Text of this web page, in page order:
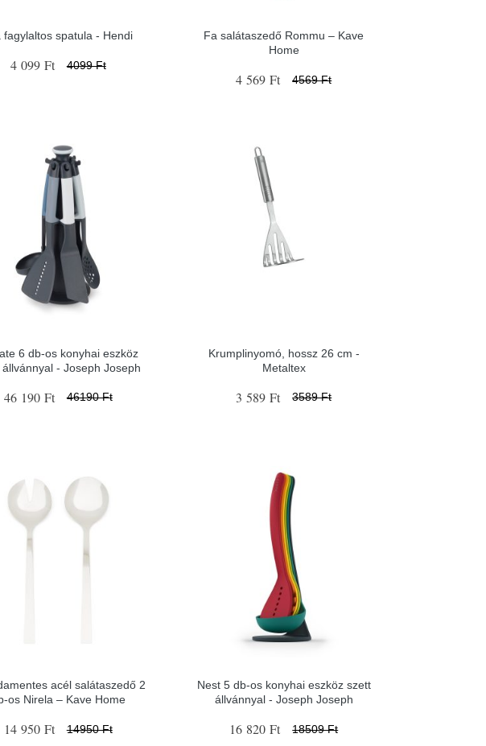
fagylaltos spatula - Hendi
4 099 Ft 4099 Ft
Fa salátaszedő Rommu – Kave
Home
4 569 Ft 4569 Ft
6 db-os konyhai eszköz
állvánnyal - Joseph Joseph
46 190 Ft 46190 Ft
Krumplinyomó, hossz 26 cm -
Metaltex
3 589 Ft 3589 Ft
acél salátaszedő 2
os Nirela – Kave Home
14 950 Ft 14950 Ft
Nest 5 db-os konyhai eszköz szett
állvánnyal - Joseph Joseph
16 820 Ft 18509 Ft